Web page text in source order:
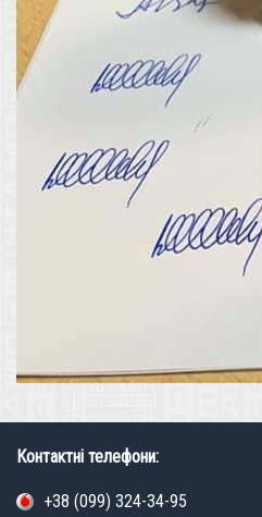
Контактні телефони:
+38 (099) 324-34-95